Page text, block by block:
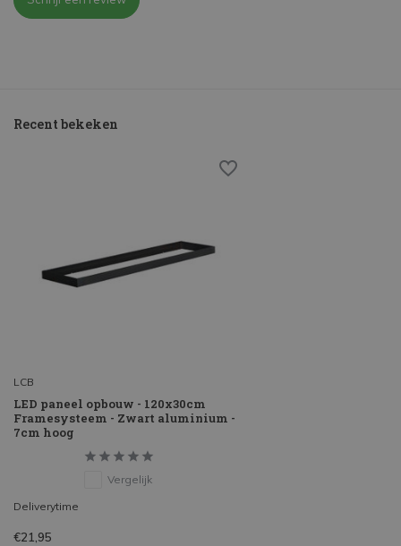
Recent bekeken
LCB
LED paneel opbouw - 120x30cm
Framesysteem - Zwart aluminium -
7cm hoog
Vergelijk
Deliverytime
€21,95